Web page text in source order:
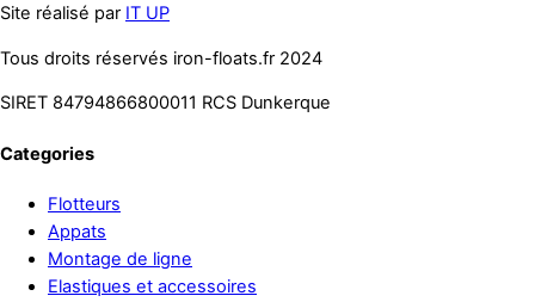
Site réalisé par IT UP
Tous droits réservés iron-floats.fr 2024
SIRET 84794866800011 RCS Dunkerque
Categories
Flotteurs
Appats
Montage de ligne
Elastiques et accessoires